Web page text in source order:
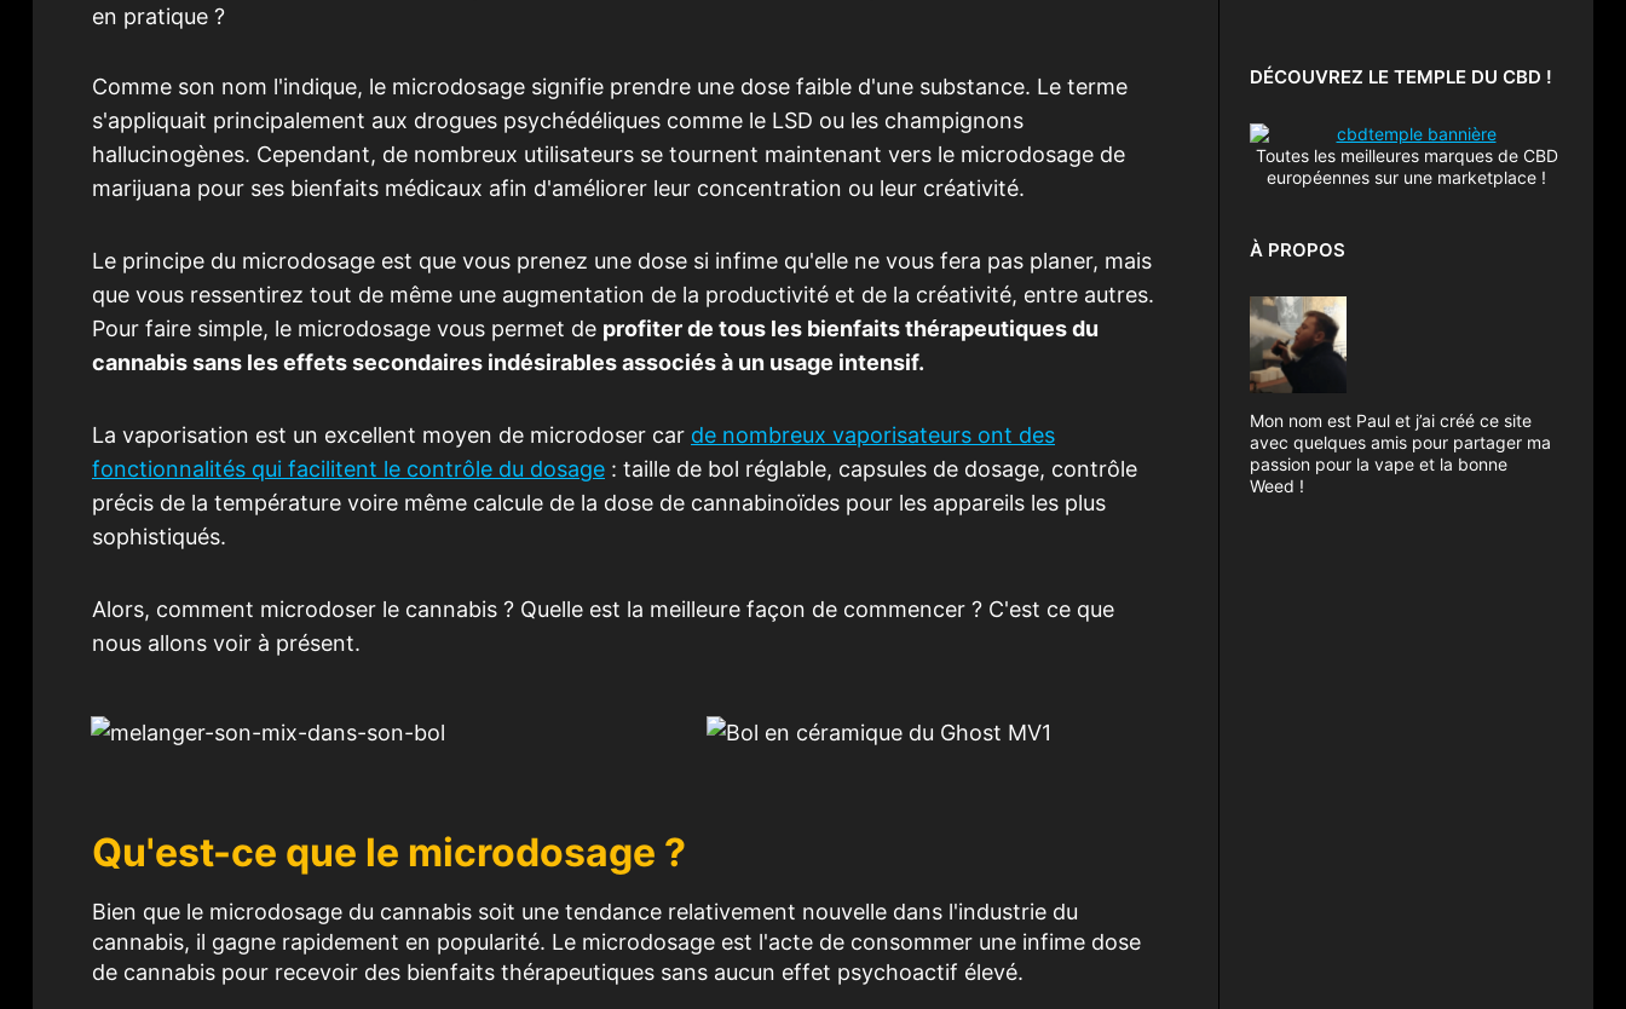
en pratique ?
Comme son nom l'indique, le microdosage signifie prendre une dose faible d'une substance. Le terme
s'appliquait principalement aux drogues psychédéliques comme le LSD ou les champignons
hallucinogènes. Cependant, de nombreux utilisateurs se tournent maintenant vers le microdosage de
marijuana pour ses bienfaits médicaux afin d'améliorer leur concentration ou leur créativité.
Le principe du microdosage est que vous prenez une dose si infime qu'elle ne vous fera pas planer, mais
que vous ressentirez tout de même une augmentation de la productivité et de la créativité, entre autres.
Pour faire simple, le microdosage vous permet de profiter de tous les bienfaits thérapeutiques du
cannabis sans les effets secondaires indésirables associés à un usage intensif.
La vaporisation est un excellent moyen de microdoser car de nombreux vaporisateurs ont des
fonctionnalités qui facilitent le contrôle du dosage : taille de bol réglable, capsules de dosage, contrôle
précis de la température voire même calcule de la dose de cannabinoïdes pour les appareils les plus
sophistiqués.
Alors, comment microdoser le cannabis ? Quelle est la meilleure façon de commencer ? C'est ce que
nous allons voir à présent.
Qu'est-ce que le microdosage ?
Bien que le microdosage du cannabis soit une tendance relativement nouvelle dans l'industrie du
cannabis, il gagne rapidement en popularité. Le microdosage est l'acte de consommer une infime dose
de cannabis pour recevoir des bienfaits thérapeutiques sans aucun effet psychoactif élevé.
DÉCOUVREZ LE TEMPLE DU CBD !
Toutes les meilleures marques de CBD
européennes sur une marketplace !
À PROPOS
Mon nom est Paul et j’ai créé ce site
avec quelques amis pour partager ma
passion pour la vape et la bonne
Weed !